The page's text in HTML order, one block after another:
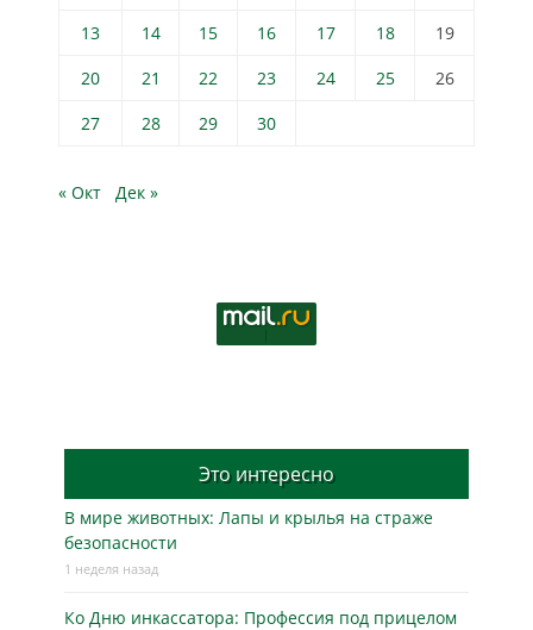
13
14 15 16 17 18
19
20
21 22 23 24 25
26
27
28 29 30
« Окт Дек »
Это интересно
В мире животных: Лапы и крылья на страже
безопасности
1 неделя назад
Ко Дню инкассатора: Профессия под прицелом